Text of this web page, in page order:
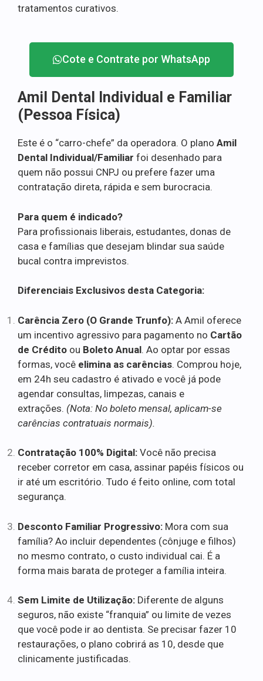
tratamentos curativos.
Cote e Contrate por WhatsApp
Amil Dental Individual e Familiar
(Pessoa Física)
Este é o “carro-chefe” da operadora. O plano Amil
Dental Individual/Familiar foi desenhado para
quem não possui CNPJ ou prefere fazer uma
contratação direta, rápida e sem burocracia.
Para quem é indicado?
Para profissionais liberais, estudantes, donas de
casa e famílias que desejam blindar sua saúde
bucal contra imprevistos.
Diferenciais Exclusivos desta Categoria:
Carência Zero (O Grande Trunfo): A Amil oferece
um incentivo agressivo para pagamento no Cartão
de Crédito ou Boleto Anual. Ao optar por essas
formas, você elimina as carências. Comprou hoje,
em 24h seu cadastro é ativado e você já pode
agendar consultas, limpezas, canais e
extrações. (Nota: No boleto mensal, aplicam-se
carências contratuais normais).
Contratação 100% Digital: Você não precisa
receber corretor em casa, assinar papéis físicos ou
ir até um escritório. Tudo é feito online, com total
segurança.
Desconto Familiar Progressivo: Mora com sua
família? Ao incluir dependentes (cônjuge e filhos)
no mesmo contrato, o custo individual cai. É a
forma mais barata de proteger a família inteira.
Sem Limite de Utilização: Diferente de alguns
seguros, não existe “franquia” ou limite de vezes
que você pode ir ao dentista. Se precisar fazer 10
restaurações, o plano cobrirá as 10, desde que
clinicamente justificadas.